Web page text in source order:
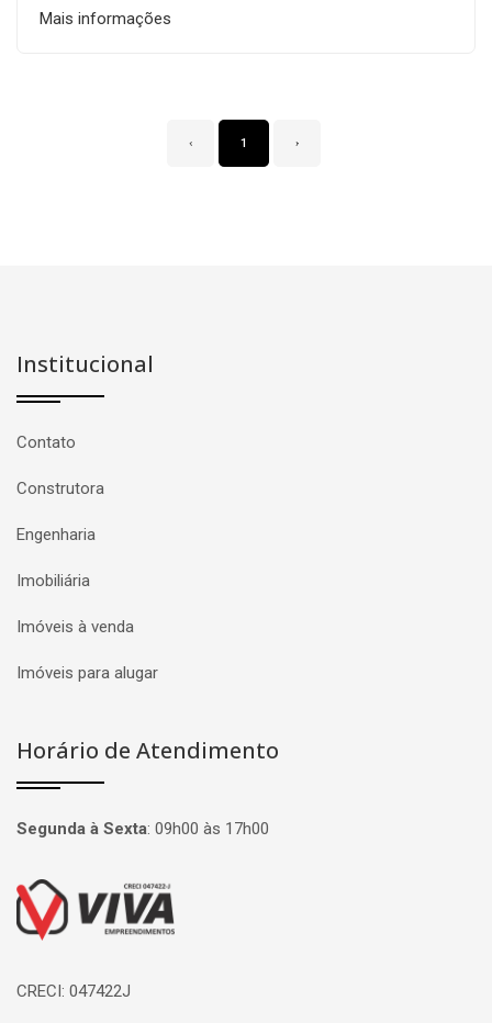
Mais informações
‹ 1 ›
Institucional
Contato
Construtora
Engenharia
Imobiliária
Imóveis à venda
Imóveis para alugar
Horário de Atendimento
Segunda à Sexta: 09h00 às 17h00
Página inicial
CRECI: 047422J